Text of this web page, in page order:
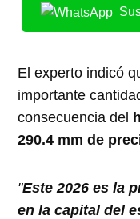
El experto indicó
importante
consecuencia del
290.4 mm de
"Este 2026 es la
en la capital del